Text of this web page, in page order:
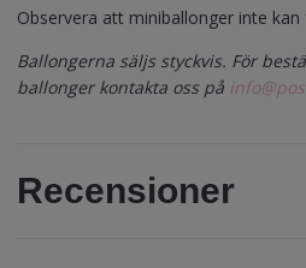
Observera att miniballonger inte kan
Ballongerna säljs styckvis. För
ballonger kontakta oss på
Recensioner